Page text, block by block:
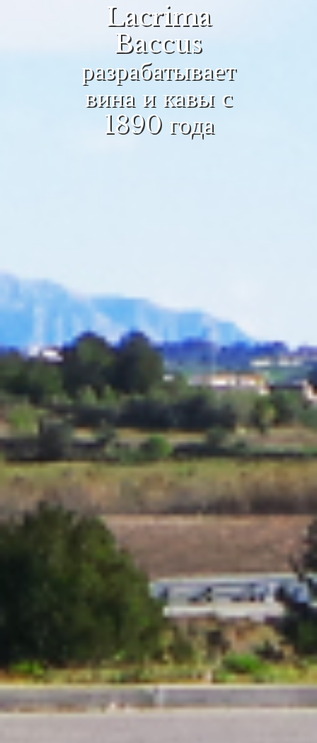
Lacrima
Baccus
разрабатывает
вина и кавы с
1890 года